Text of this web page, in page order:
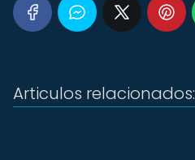
Articulos relacionados: